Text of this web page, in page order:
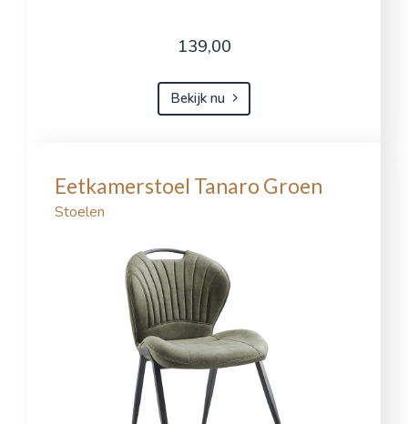
139,00
Bekijk nu
Eetkamerstoel Tanaro Groen
Stoelen